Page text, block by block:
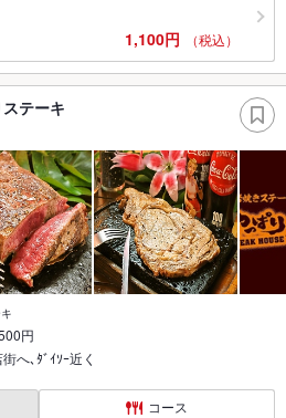
1,100円 （税込）
テーキ
円
へ､ﾀﾞｲｿｰ近く
コース